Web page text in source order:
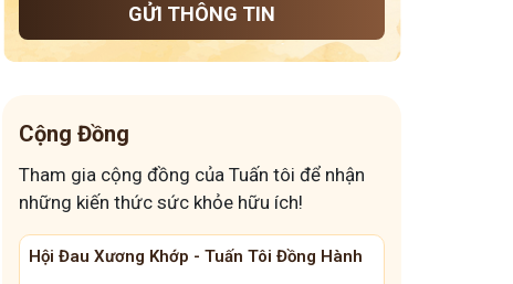
GỬI THÔNG TIN
Cộng Đồng
Tham gia cộng đồng của Tuấn tôi để nhận
những kiến thức sức khỏe hữu ích!
Tôi Đồng Hành Cộng Đồng Chữa Bệnh Tai Mũi Họng